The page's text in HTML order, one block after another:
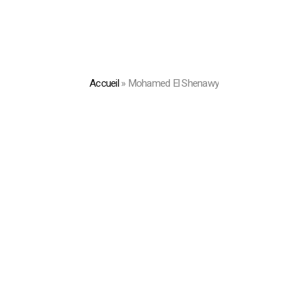
Accueil»Mohamed El Shenawy